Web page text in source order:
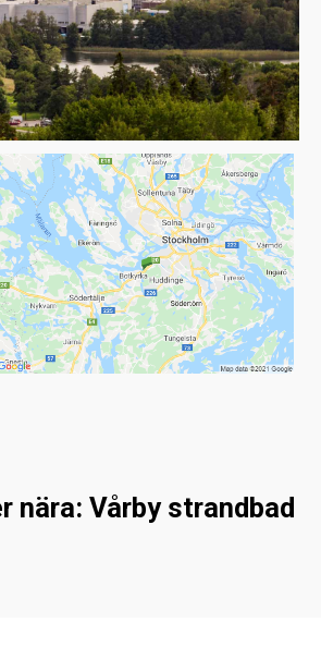
nära: Vårby strandbad